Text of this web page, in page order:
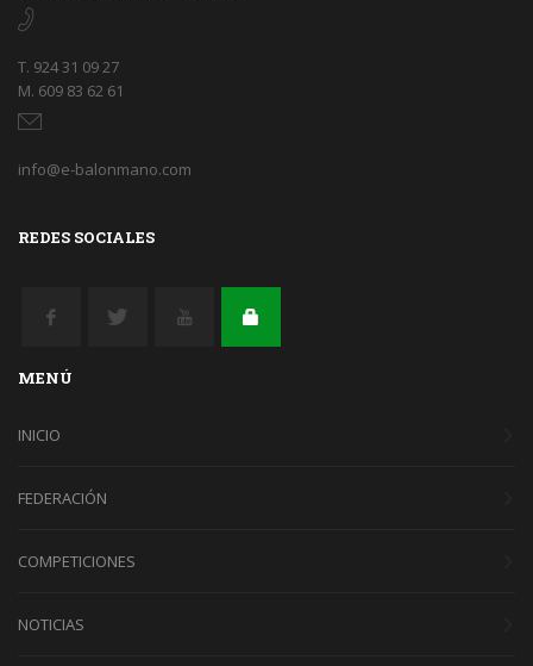
T. 924 31 09 27
M. 609 83 62 61
info@e-balonmano.com
REDES SOCIALES
MENÚ
INICIO
FEDERACIÓN
COMPETICIONES
NOTICIAS